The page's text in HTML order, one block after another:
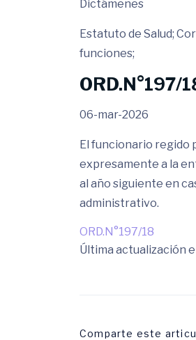
Dictámenes
Estatuto de Salud;
funciones;
ORD.N°197/
06-mar-2026
El funcionario regido
expresamente a la
al año siguiente en
administrativo.
ORD.N°197/18
Última actualización
Comparte este